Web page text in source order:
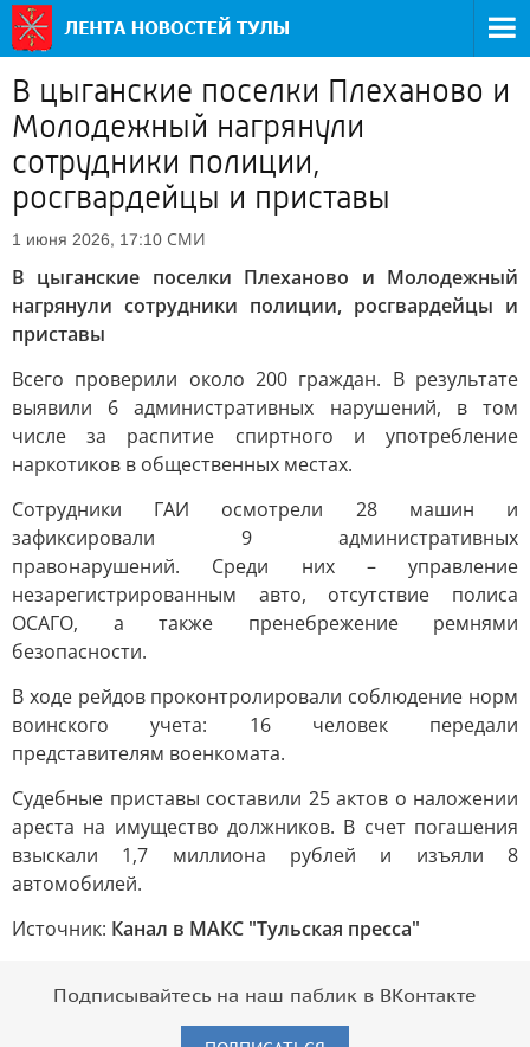
В цыганские поселки Плеханово и
Молодежный нагрянули
сотрудники полиции,
росгвардейцы и приставы
1 июня 2026, 17:10 СМИ
В цыганские поселки Плеханово и Молодежный
нагрянули сотрудники полиции, росгвардейцы и
приставы
Всего проверили около 200 граждан. В результате
выявили 6 административных нарушений, в том
числе за распитие спиртного и употребление
наркотиков в общественных местах.
Сотрудники ГАИ осмотрели 28 машин и
зафиксировали 9 административных
правонарушений. Среди них – управление
незарегистрированным авто, отсутствие полиса
ОСАГО, а также пренебрежение ремнями
безопасности.
В ходе рейдов проконтролировали соблюдение норм
воинского учета: 16 человек передали
представителям военкомата.
Судебные приставы составили 25 актов о наложении
ареста на имущество должников. В счет погашения
взыскали 1,7 миллиона рублей и изъяли 8
автомобилей.
Источник: Канал в МАКС "Тульская пресса"
Подписывайтесь на наш паблик в ВКонтакте